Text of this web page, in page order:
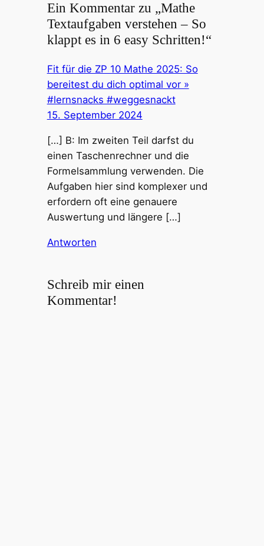
Ein Kommentar zu „Mathe
Textaufgaben verstehen – So
klappt es in 6 easy Schritten!“
Fit für die ZP 10 Mathe 2025: So
bereitest du dich optimal vor »
#lernsnacks #weggesnackt
15. September 2024
[…] B: Im zweiten Teil darfst du
einen Taschenrechner und die
Formelsammlung verwenden. Die
Aufgaben hier sind komplexer und
erfordern oft eine genauere
Auswertung und längere […]
Antworten
Schreib mir einen
Kommentar!